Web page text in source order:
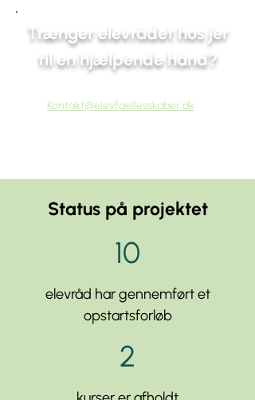
Trænger elevrådet hos jer
til en hjælpende hånd?
Kontakt@elevfaellesskaber.dk
Status på projektet
10
elevråd har gennemført et
opstartsforløb
2